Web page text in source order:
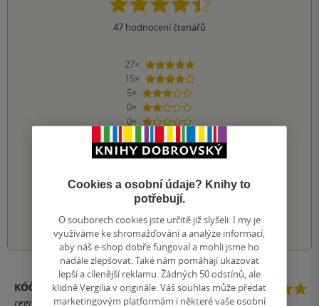
47 hodnocení čtenářů
27×
5 hvězdiček
15×
4 hvězdičky
5×
3 hvězdičky
0×
2 hvězdičky
0×
1 hvezdička
PŘIDEJTE SVÉ HODNOCENÍ KNIHY
Hodnocení našich knihkupců: 0.0 z 5
1 2 3 4 5
KÓČA
registrovaný uživatel
Cookies a osobní údaje? Knihy to
potřebují.
O souborech cookies jste určitě již slyšeli. I my je
využíváme ke shromažďování a analýze informací,
aby náš e-shop dobře fungoval a mohli jsme ho
nadále zlepšovat. Také nám pomáhají ukazovat
lepší a cílenější reklamu. Žádných 50 odstínů, ale
klidně Vergilia v originále. Váš souhlas může předat
marketingovým platformám i některé vaše osobní